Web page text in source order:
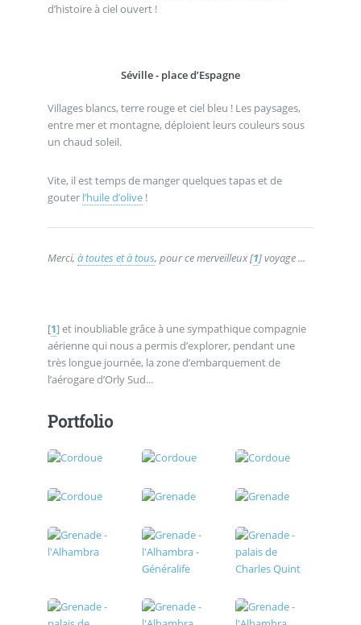
d’histoire à ciel ouvert !
Séville - place d’Espagne
Villages blancs, terre rouge et ciel bleu ! Les paysages,
entre mer et montagne, déploient leurs couleurs sous
un chaud soleil.
Vite, il est temps de manger quelques tapas et de
gouter l’huile d’olive!
Merci, à toutes et à tous, pour ce merveilleux[1]voyage ...
[1]et inoubliable grâce à une sympathique compagnie
aérienne qui nous a permis d’explorer, pendant une
très longue journée, la zone d’embarquement de
l’aérogare d’Orly Sud...
Portfolio